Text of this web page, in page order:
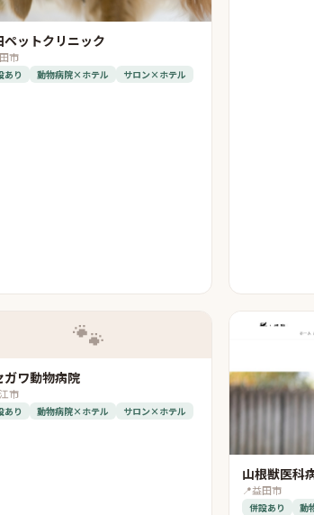
ペットクリニック
市
あり 動物病院×ホテル サロン×ホテル
🐾
ガワ動物病院
市
あり 動物病院×ホテル サロン×ホテル
山根獣医科
📍益田市
併設あり 動